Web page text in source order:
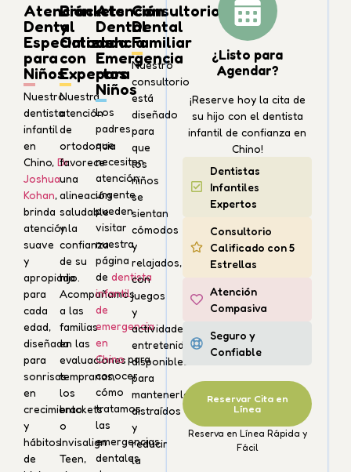
Atención
Dental
Especializada
para
Niños
Nuestro
dentista
infantil
en
Chino, Dr.
Joshua
Kohan,
brinda
atención
suave
y
apropiada
para
cada
edad,
diseñada
para
sonrisas
en
crecimiento
y
hábitos
de
Brackets
y
Ortodoncia
con
Expertos
Nuestra
atención
de
ortodoncia
favorece
una
alineación
saludable
y la
confianza
de su
hijo.
Acompañamos
a las
familias
en las
evaluaciones
tempranas,
los
brackets
o
Invisalign
Teen,
Atención
Dental
de
Emergencia
para
Niños
Los
padres
que
necesiten
atención
urgente
pueden
visitar
nuestra
página
de dentista
infantil
de
emergencia
en
Chinopara
conocer
cómo
tratamos
las
emergencias
dentales
Consultorio
Dental
Familiar
Nuestro
consultorio
está
diseñado
para
que
los
niños
se
sientan
cómodos
y
relajados,
con
juegos
y
actividades
entretenidas
disponibles
para
mantenerlos
distraídos
y
reducir
la
¿Listo para
Agendar?
¡Reserve hoy la cita de
su hijo con el dentista
infantil de confianza en
Chino!
Dentistas
Infantiles
Expertos
Consultorio
Calificado con 5
Estrellas
Atención
Compasiva
Seguro y
Confiable
Reservar Cita en
Línea
Reserva en Línea Rápida y
Fácil